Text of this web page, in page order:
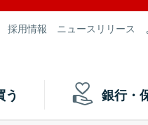
採用情報 ニュースリリース
う 銀行・